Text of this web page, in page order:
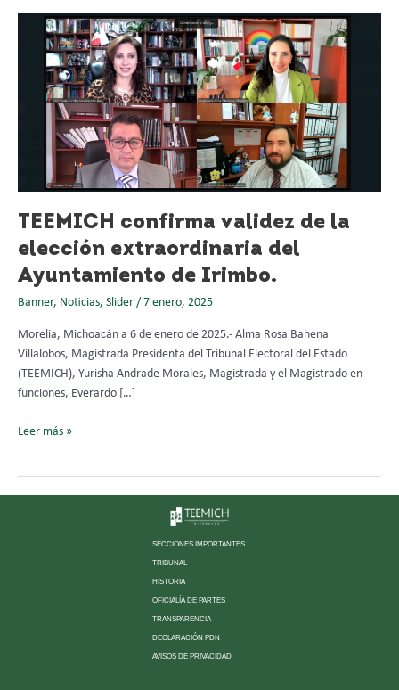
TEEMICH confirma validez de la
elección extraordinaria del
Ayuntamiento de Irimbo.
Banner, Noticias, Slider / 7 enero, 2025
Morelia, Michoacán a 6 de enero de 2025.- Alma Rosa Bahena
Villalobos, Magistrada Presidenta del Tribunal Electoral del Estado
(TEEMICH), Yurisha Andrade Morales, Magistrada y el Magistrado en
funciones, Everardo […]
TEEMICH
confirma
elección
extraordinaria
Ayuntamiento
Irimbo.
Leer más »
SECCIONES IMPORTANTES
TRIBUNAL
HISTORIA
OFICIALÍA DE PARTES
TRANSPARENCIA
DECLARACIÓN PDN
AVISOS DE PRIVACIDAD